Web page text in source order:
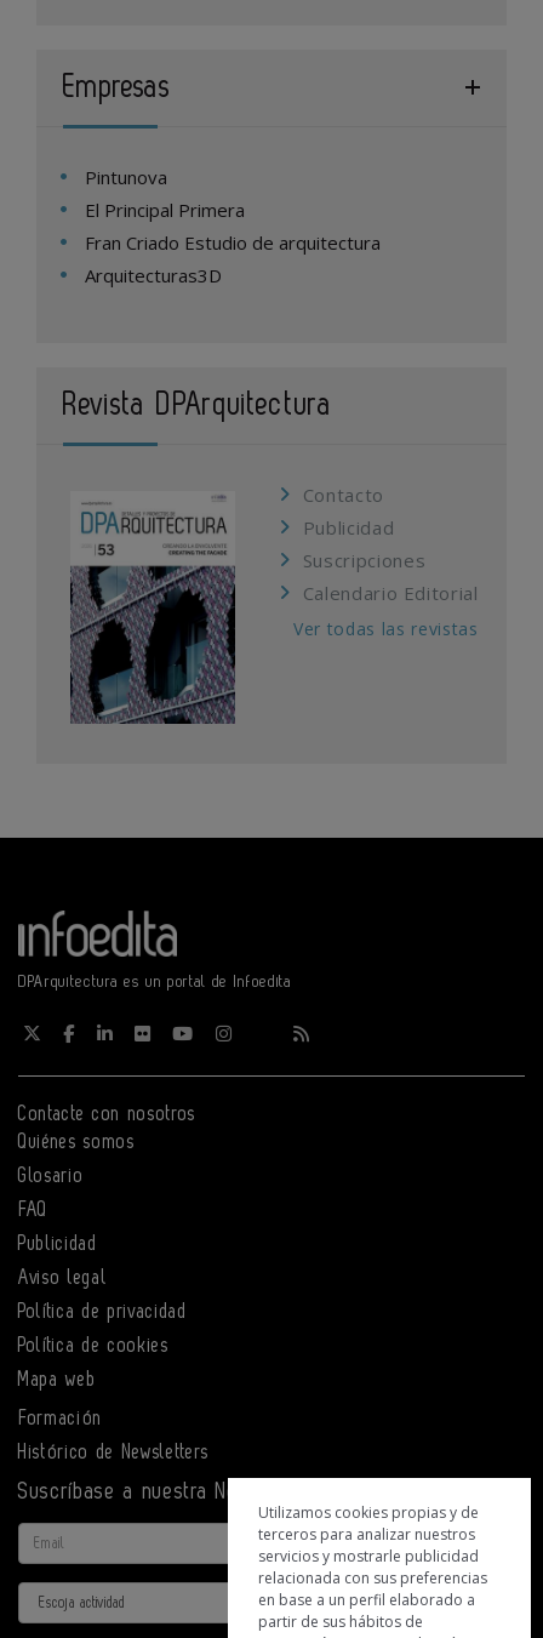
Empresas
Pintunova
El Principal Primera
Fran Criado Estudio de arquitectura
Arquitecturas3D
Revista DPArquitectura
Contacto
Publicidad
Suscripciones
Calendario Editorial
Ver todas las revistas
DPArquitectura es un portal de Infoedita
Contacte con nosotros
Quiénes somos
Glosario
FAQ
Publicidad
Aviso legal
Política de privacidad
Política de cookies
Mapa web
Formación
Histórico de Newsletters
Suscríbase a nuestra Newsletter
Email
Actividad
Utilizamos cookies propias y de
terceros para analizar nuestros
servicios y mostrarle publicidad
relacionada con sus preferencias
en base a un perfil elaborado a
partir de sus hábitos de